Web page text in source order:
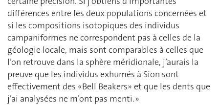
différences entre les deux populations concernées et
si les compositions isotopiques des individus
campaniformes ne correspondent pas à celles de la
géologie locale, mais sont comparables à celles que
l’on retrouve dans la sphère méridionale, j’aurais la
preuve que les individus exhumés à Sion sont
effectivement des «Bell Beakers» et que les dents que
j’ai analysées ne m’ont pas menti. »